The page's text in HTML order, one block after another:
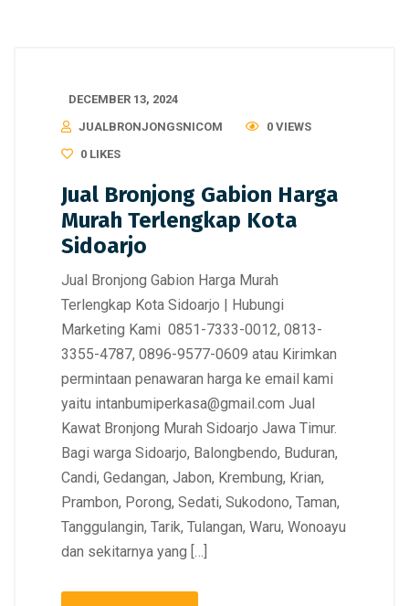
DECEMBER 13, 2024
JUALBRONJONGSNICOM
0 VIEWS
0 LIKES
Jual Bronjong Gabion Harga
Murah Terlengkap Kota
Sidoarjo
Jual Bronjong Gabion Harga Murah
Terlengkap Kota Sidoarjo | Hubungi
Marketing Kami 0851-7333-0012, 0813-
3355-4787, 0896-9577-0609 atau Kirimkan
permintaan penawaran harga ke email kami
yaitu intanbumiperkasa@gmail.com Jual
Kawat Bronjong Murah Sidoarjo Jawa Timur.
Bagi warga Sidoarjo, Balongbendo, Buduran,
Candi, Gedangan, Jabon, Krembung, Krian,
Prambon, Porong, Sedati, Sukodono, Taman,
Tanggulangin, Tarik, Tulangan, Waru, Wonoayu
dan sekitarnya yang […]